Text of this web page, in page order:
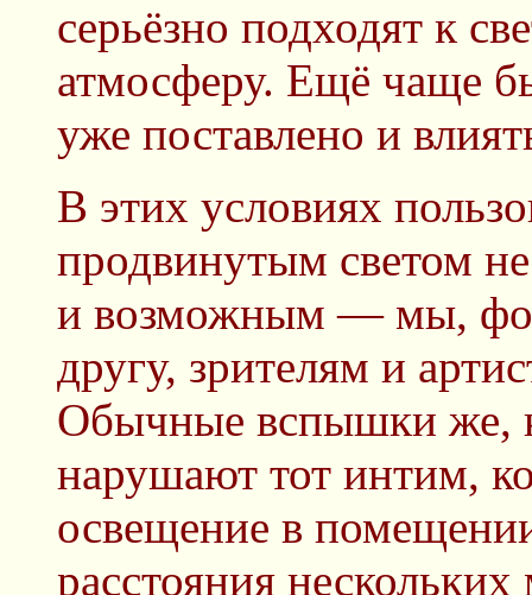
серьёзно подходят к
атмосферу. Ещё чаще
уже поставлено и
В этих условиях
продвинутым светом
и возможным — мы,
другу, зрителям и
Обычные вспышки же,
нарушают тот интим,
освещение в
расстояния